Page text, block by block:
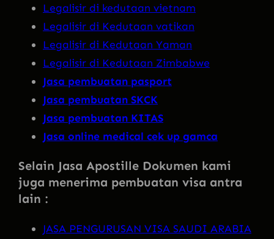
Legalisir di kedutaan vietnam
Legalisir di Kedutaan vatikan
Legalisir di Kedutaan Yaman
Legalisir di Kedutaan Zimbabwe
Jasa pembuatan pasport
Jasa pembuatan SKCK
Jasa pembuatan KITAS
Jasa online medical cek up gamca
Selain Jasa Apostille Dokumen kami
juga menerima pembuatan visa antra
lain :
JASA PENGURUSAN VISA SAUDI ARABIA